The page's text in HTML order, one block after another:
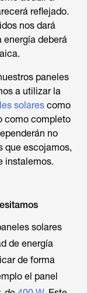
reflejado.
nos dará
energía deberá
paneles
a utilizar la
solares como
como completo
no
que escojamos,
instalemos.
solares
de energía
de forma
el panel